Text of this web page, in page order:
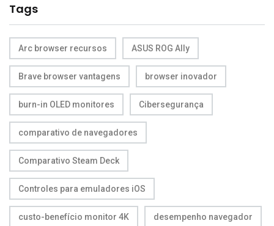
Tags
Arc browser recursos ASUS ROG Ally
Brave browser vantagens browser inovador
burn-in OLED monitores Cibersegurança
comparativo de navegadores
Comparativo Steam Deck
Controles para emuladores iOS
custo-benefício monitor 4K desempenho navegador